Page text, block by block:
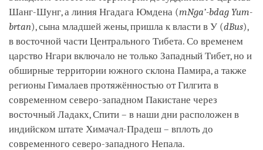
Шанг-Шунг, а линия Нгадага Юмдена (mNga’-bdag Yum-
brtan), сына младшей жены, пришла к власти в У (dBus),
в восточной части Центрального Тибета. Со временем
царство Нгари включало не только Западный Тибет, но и
обширные территории южного склона Памира, а также
регионы Гималаев протяжённостью от Гилгита в
современном северо-западном Пакистане через
восточный Ладакх, Спити – в наши дни расположен в
индийском штате Химачал-Прадеш – вплоть до
современного северо-западного Непала.